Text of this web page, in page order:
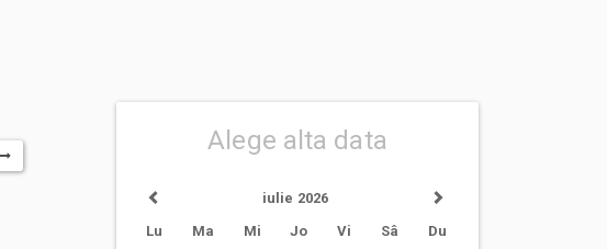
Alege alta data
iulie 2026
Lu
Ma Mi Jo Vi Sâ
Du